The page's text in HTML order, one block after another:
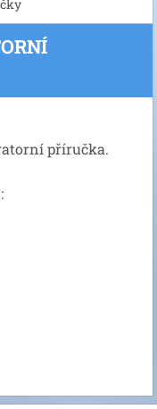
příručka.